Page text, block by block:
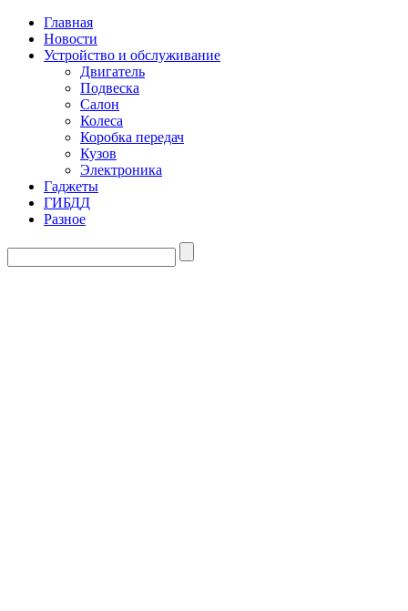
Главная
Новости
Устройство и обслуживание
Двигатель
Подвеска
Салон
Колеса
Коробка передач
Кузов
Электроника
Гаджеты
ГИБДД
Разное